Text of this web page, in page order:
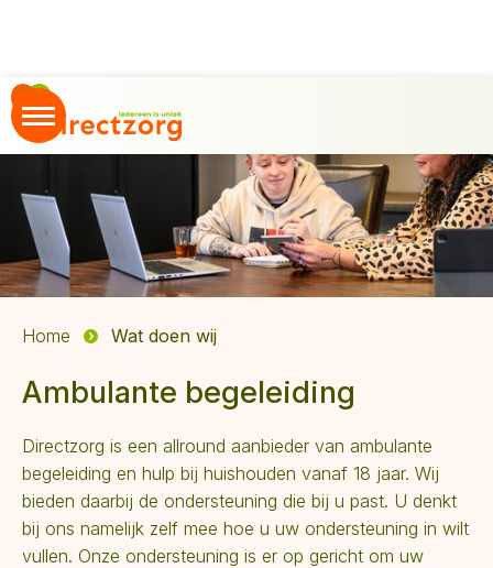
Home Wat doen wij
Ambulante begeleiding
Directzorg is een allround aanbieder van ambulante
begeleiding en hulp bij huishouden vanaf 18 jaar. Wij
bieden daarbij de ondersteuning die bij u past. U denkt
bij ons namelijk zelf mee hoe u uw ondersteuning in wilt
vullen. Onze ondersteuning is er op gericht om uw